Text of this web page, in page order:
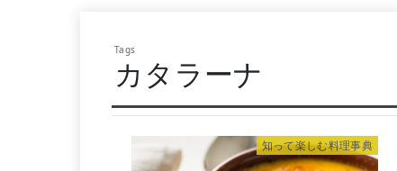
カタラーナ
知って楽しむ料理事典